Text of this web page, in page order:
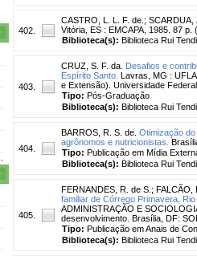
402.
CASTRO, L. L. F. de. ; SCARDUA,
Vitória, ES : EMCAPA, 1985. 87
Biblioteca(s): Biblioteca Rui
403.
CRUZ, S. F. da. Desafios e
Espírito Santo. Lavras, MG :
e Extensão). Universidade
Tipo: Pós-Graduação
Biblioteca(s): Biblioteca Rui
404.
BARROS, R. S. de. Otimização
agrônomos e nutricionistas.
Tipo: Publicação em Mídia
Biblioteca(s): Biblioteca Rui
405.
FERNANDES, R. de S. ; FALCÃO,
familiar de Córrego Primavera,
ADMINISTRAÇÃO E
desenvolvimento. Brasília, DF:
Tipo: Publicação em Anais de
Biblioteca(s): Biblioteca Rui